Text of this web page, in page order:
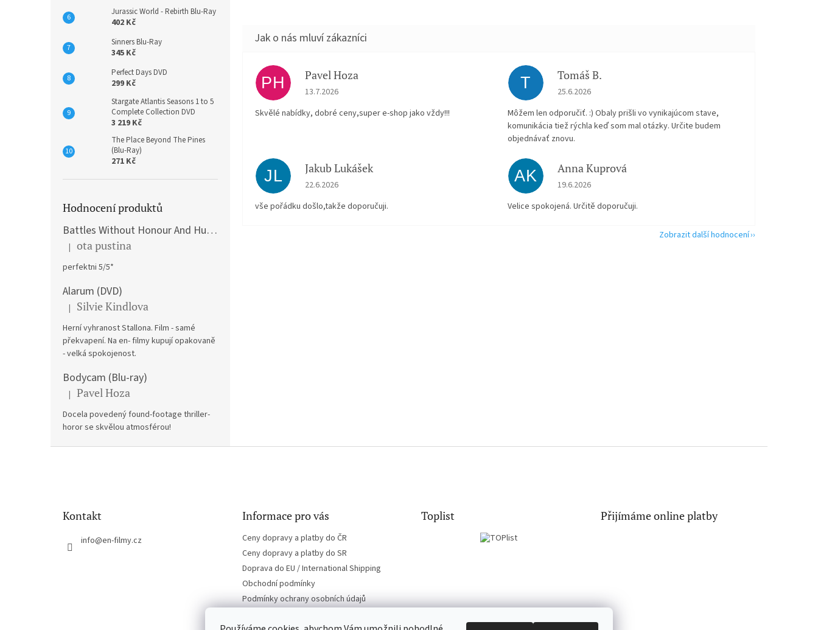
Jurassic World - Rebirth Blu-Ray
402 Kč
Sinners Blu-Ray
345 Kč
Perfect Days DVD
299 Kč
Stargate Atlantis Seasons 1 to 5
Complete Collection DVD
3 219 Kč
The Place Beyond The Pines
(Blu-Ray)
271 Kč
Hodnocení produktů
Battles Without Honour And Humanity / Yakuza Graveyad / Street Mobster DVD
Hodnocení produktu je 5 z 5 hvězdiček.
| ota pustina
perfektni 5/5*
Alarum (DVD)
Hodnocení produktu je 5 z 5 hvězdiček.
| Silvie Kindlova
Herní vyhranost Stallona. Film - samé
překvapení. Na en- filmy kupují opakovaně
- velká spokojenost.
Bodycam (Blu-ray)
Hodnocení produktu je 5 z 5 hvězdiček.
| Pavel Hoza
Docela povedený found-footage thriller-
horor se skvělou atmosférou!
PH Pavel Hoza
Hodnocení obchodu je 5 z 5 hvězdiček.
13.7.2026
Skvělé nabídky, dobré ceny,super e-shop jako vždy!!!
T Tomáš B.
Hodnocení obchodu je 5 z 5 hvězdiček.
25.6.2026
Môžem len odporučiť. :) Obaly prišli vo vynikajúcom stave,
komunikácia tiež rýchla keď som mal otázky. Určite budem
objednávať znovu.
JL Jakub Lukášek
Hodnocení obchodu je 5 z 5 hvězdiček.
22.6.2026
vše pořádku došlo,takže doporučuji.
AK Anna Kuprová
Hodnocení obchodu je 5 z 5 hvězdiček.
19.6.2026
Velice spokojená. Určitě doporučuji.
Zobrazit další hodnocení
Kontakt
info@en-filmy.cz
Informace pro vás
Ceny dopravy a platby do ČR
Ceny dopravy a platby do SR
Doprava do EU / International Shipping
Obchodní podmínky
Podmínky ochrany osobních údajů
Toplist Přijímáme online platby